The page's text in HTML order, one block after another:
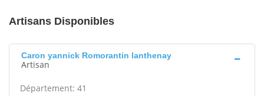
Artisans Disponibles
Caron yannick Romorantin lanthenay
Artisan
Département: 41